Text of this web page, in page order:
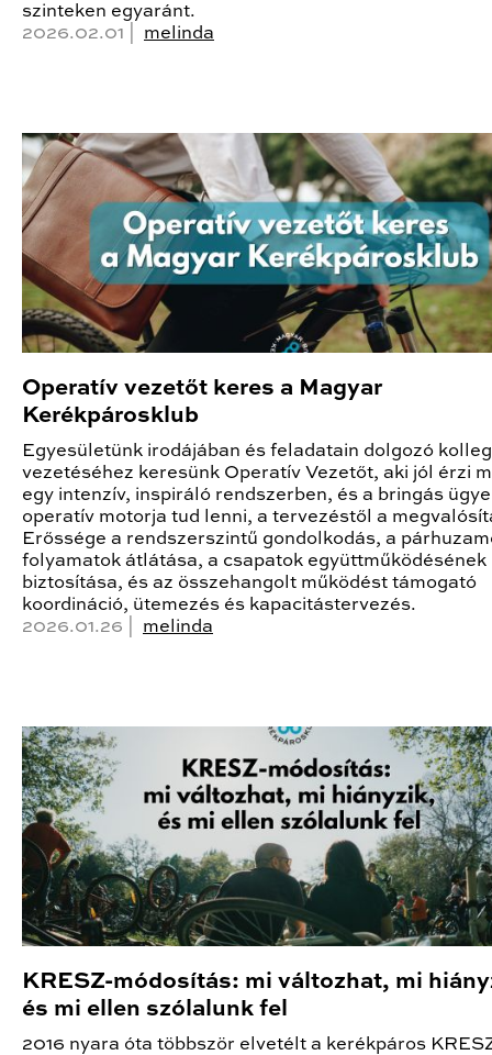
szinteken egyaránt.
2026.02.01 | melinda
Operatív vezetőt keres a Magyar
Kerékpárosklub
Egyesületünk irodájában és feladatain dolgozó
vezetéséhez keresünk Operatív Vezetőt, aki jól érzi
egy intenzív, inspiráló rendszerben, és a bringás
operatív motorja tud lenni, a tervezéstől a
Erőssége a rendszerszintű gondolkodás, a
folyamatok átlátása, a csapatok együttműködésének
biztosítása, és az összehangolt működést támogató
koordináció, ütemezés és kapacitástervezés.
2026.01.26 | melinda
KRESZ-módosítás: mi változhat, mi
és mi ellen szólalunk fel
2016 nyara óta többször elvetélt a kerékpáros